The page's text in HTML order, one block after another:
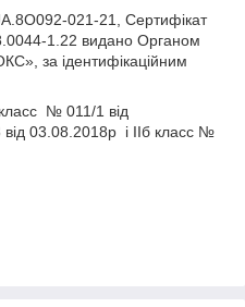
021-21, Сертифікат
1.22 видано Органом
за ідентифікаційним
класс № 011/1 від
03.08.2018р і ІІб класс №